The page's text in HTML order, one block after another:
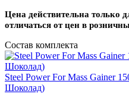
Цена действительна только
отличаться от цен в
Состав комплекта
Steel Power For Mass Gainer
Шоколад)